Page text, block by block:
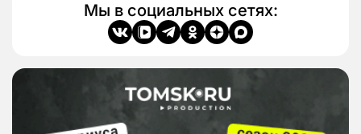
Мы в социальных сетях: